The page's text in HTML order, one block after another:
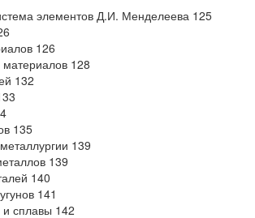
элементов Д.И. Менделеева 125
126
128
132
135
139
139
140
141
сплавы 142